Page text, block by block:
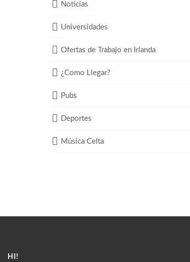
Noticias
Universidades
Ofertas de Trabajo en Irlanda
¿Como Llegar?
Pubs
Deportes
Música Celta
HI!